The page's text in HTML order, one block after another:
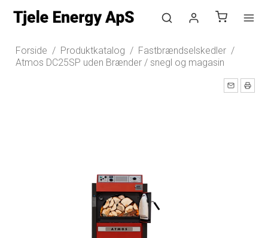
Opret bruger
Forside / Produktkatalog / Fastbrændselskedler /
Atmos DC25SP uden Brænder / snegl og magasin